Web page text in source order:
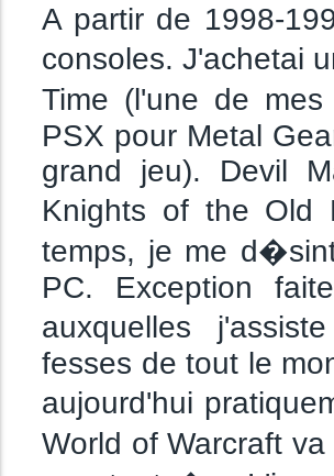
A partir de 1998-
consoles. J'achetai
Time (l'une de
PSX pour Metal
grand jeu). Devil
Knights of the Old
temps, je me
PC. Exception
auxquelles
fesses de tout le
aujourd'hui
World of Warcraft